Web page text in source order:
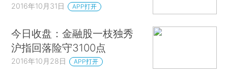
2016年10月31日 APP打开
今日收盘：金融股一枝独秀
沪指回落险守3100点
2016年10月28日 APP打开